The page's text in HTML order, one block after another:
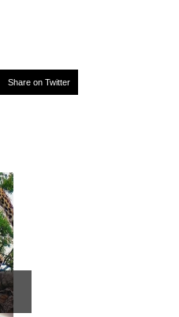
Share on Twitter